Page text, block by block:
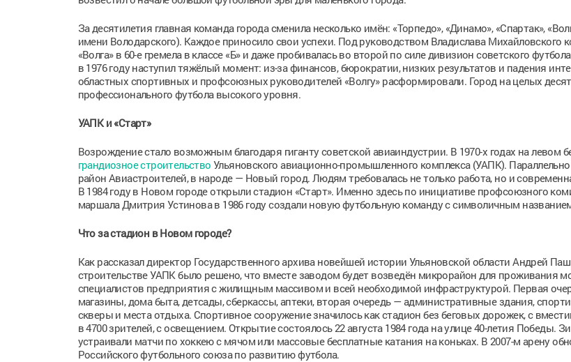
За десятилетия главная команда города сменила несколько имён: «Торпедо», «Динамо», «Спартак»,
имени Володарского). Каждое приносило свои успехи. Под руководством Владислава Михайловского
«Волга» в 60-е гремела в классе «Б» и даже пробивалась во второй по силе дивизион советского
в 1976 году наступил тяжёлый момент: из-за финансов, бюрократии, низких результатов и падения
областных спортивных и профсоюзных руководителей «Волгу» расформировали. Город на целых
профессионального футбола высокого уровня.
УАПК и «Старт»
Возрождение стало возможным благодаря гиганту советской авиаиндустрии. В 1970-х годах на левом
грандиозное строительство Ульяновского авиационно-промышленного комплекса (УАПК).
район Авиастроителей, в народе — Новый город. Людям требовалась не только работа, но и
В 1984 году в Новом городе открыли стадион «Старт». Именно здесь по инициативе профсоюзного
маршала Дмитрия Устинова в 1986 году создали новую футбольную команду с символичным
Что за стадион в Новом городе?
Как рассказал директор Государственного архива новейшей истории Ульяновской области Андрей
строительстве УАПК было решено, что вместе заводом будет возведён микрорайон для проживания
специалистов предприятия с жилищным массивом и всей необходимой инфраструктурой. Первая
магазины, дома быта, детсады, сберкассы, аптеки, вторая очередь — административные здания,
скверы и места отдыха. Спортивное сооружение значилось как стадион без беговых дорожек, с
в 4700 зрителей, с освещением. Открытие состоялось 22 августа 1984 года на улице 40-летия Победы.
устраивали матчи по хоккею с мячом или массовые бесплатные катания на коньках. В 2007-м арену
Российского футбольного союза по развитию футбола.